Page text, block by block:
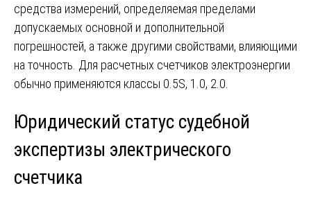
средства измерений, определяемая пределами
допускаемых основной и дополнительной
погрешностей, а также другими свойствами, влияющими
на точность. Для расчетных счетчиков электроэнергии
обычно применяются классы 0.5S, 1.0, 2.0.
Юридический статус судебной
экспертизы электрического
счетчика